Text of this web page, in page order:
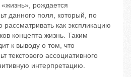
рождается
данного поля, который, по
как экспликацию
концепта жизнь. Таким
к выводу о том, что
текстового ассоциативного
интерпретацию.